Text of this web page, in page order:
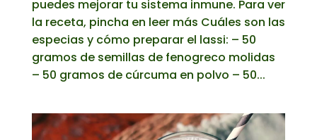
puedes mejorar tu sistema inmune. Para ver
la receta, pincha en leer más Cuáles son las
especias y cómo preparar el lassi: – 50
gramos de semillas de fenogreco molidas
– 50 gramos de cúrcuma en polvo – 50...